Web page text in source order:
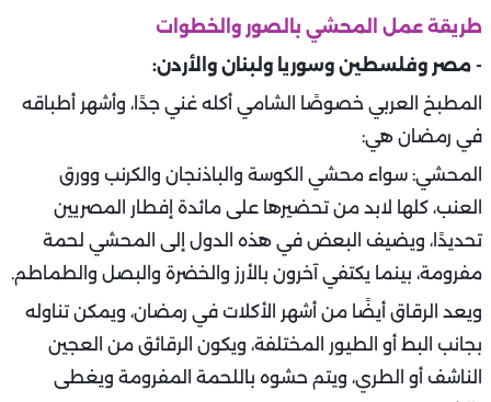
طريقة عمل المحشي بالصور والخطوات
- مصر وفلسطين وسوريا ولبنان والأردن:
المطبخ العربي خصوصًا الشامي أكله غني جدًا، وأشهر أطباقه
في رمضان هي:
المحشي: سواء محشي الكوسة والباذنجان والكرنب وورق
العنب، كلها لابد من تحضيرها على مائدة إفطار المصريين
تحديدًا، ويضيف البعض في هذه الدول إلى المحشي لحمة
مفرومة، بينما يكتفي آخرون بالأرز والخضرة والبصل والطماطم.
ويعد الرقاق أيضًا من أشهر الأكلات في رمضان، ويمكن تناوله
بجانب البط أو الطيور المختلفة، ويكون الرقائق من العجين
الناشف أو الطري، ويتم حشوه باللحمة المفرومة ويغطى